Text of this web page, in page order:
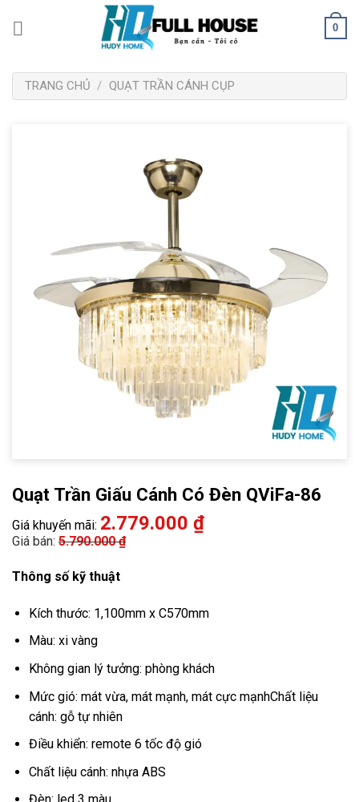
dung
0
TRANG CHỦ / QUẠT TRẦN CÁNH CỤP
Quạt Trần Giấu Cánh Có Đèn QViFa-86
Giá khuyến mãi: 2.779.000 ₫
Giá bán: 5.790.000₫
Thông số kỹ thuật
Kích thước: 1,100mm x C570mm
Màu: xi vàng
Không gian lý tưởng: phòng khách
Mức gió: mát vừa, mát mạnh, mát cực mạnhChất liệu
cánh: gỗ tự nhiên
Điều khiển: remote 6 tốc độ gió
Chất liệu cánh: nhựa ABS